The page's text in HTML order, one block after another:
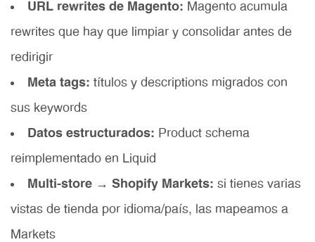
URL rewrites de Magento: Magento acumula
rewrites que hay que limpiar y consolidar antes de
redirigir
Meta tags: títulos y descriptions migrados con
sus keywords
Datos estructurados: Product schema
reimplementado en Liquid
Multi-store → Shopify Markets: si tienes varias
vistas de tienda por idioma/país, las mapeamos a
Markets